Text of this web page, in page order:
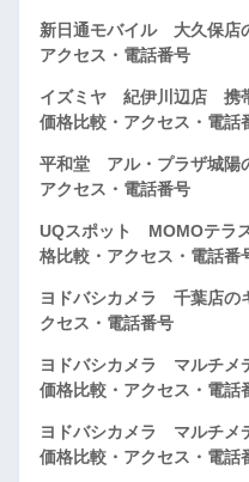
新日通モバイル 大久保店
アクセス・電話番号
イズミヤ 紀伊川辺店 携
価格比較・アクセス・電話
平和堂 アル・プラザ城陽
アクセス・電話番号
UQスポット MOMOテラ
格比較・アクセス・電話番
ヨドバシカメラ 千葉店の
クセス・電話番号
ヨドバシカメラ マルチメ
価格比較・アクセス・電話
ヨドバシカメラ マルチメ
価格比較・アクセス・電話